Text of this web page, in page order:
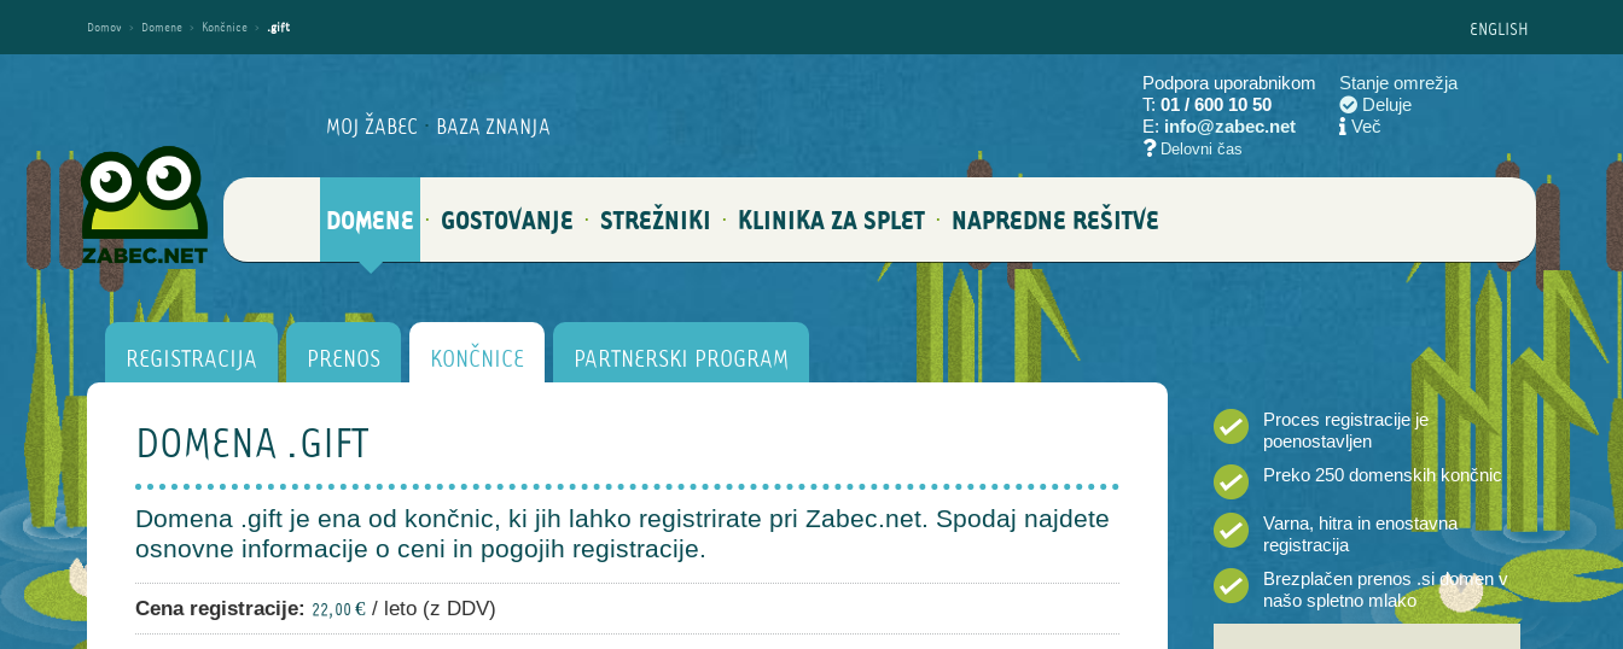
Domov › Domene › Končnice › .gift ENGLISH
Podpora uporabnikom
T: 01 / 600 10 50
E: info@zabec.net
Delovni čas
Stanje omrežja
Deluje
Več
MOJ ŽABEC · BAZA ZNANJA
DOMENE · GOSTOVANJE · STREŽNIKI · KLINIKA ZA SPLET · NAPREDNE REŠITVE
REGISTRACIJA PRENOS KONČNICE PARTNERSKI PROGRAM
DOMENA .GIFT
Domena .gift je ena od končnic, ki jih lahko registrirate pri Zabec.net. Spodaj najdete
osnovne informacije o ceni in pogojih registracije.
Cena registracije: 22,00 € / leto (z DDV)
Proces registracije je
poenostavljen
Preko 250 domenskih končnic
Varna, hitra in enostavna
registracija
Brezplačen prenos .si domen v
našo spletno mlako